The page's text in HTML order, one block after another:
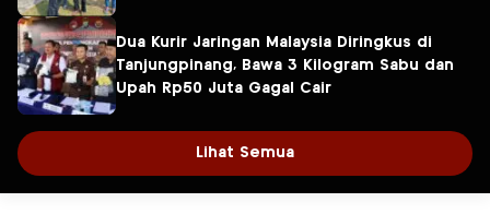
Dua Kurir Jaringan Malaysia Diringkus di
Tanjungpinang, Bawa 3 Kilogram Sabu dan
Upah Rp50 Juta Gagal Cair
Lihat Semua